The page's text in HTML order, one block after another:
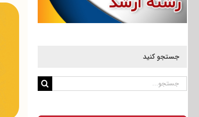
جستجو کنید
جستجو